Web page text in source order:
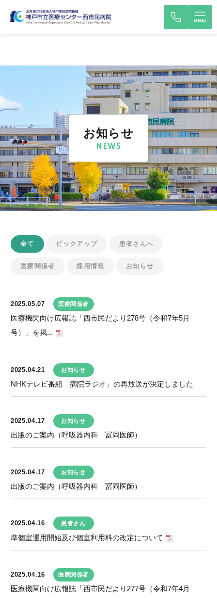
お知らせ
NEWS
全て ピックアップ 患者さんへ
医療関係者 採用情報 お知らせ
2025.05.07 医療関係者
医療機関向け広報誌「西市民だより278号（令和7年5月
号）」を掲...
2025.04.21 お知らせ
NHKテレビ番組「病院ラジオ」の再放送が決定しました
2025.04.17 お知らせ
出版のご案内（呼吸器内科 冨岡医師）
2025.04.17 お知らせ
出版のご案内（呼吸器内科 冨岡医師）
2025.04.16 患者さん
準個室運用開始及び個室利用料の改定について
2025.04.16 医療関係者
医療機関向け広報誌「西市民だより277号（令和7年4月